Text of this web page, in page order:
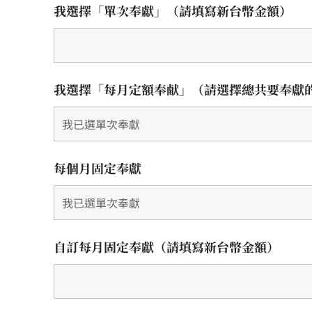
我選擇「單次奉獻」（請填寫新台幣金額）
我選擇「每月定額奉献」（請選擇總共要奉獻
每個月固定奉獻
自訂每月固定奉獻（請填寫新台幣金額）